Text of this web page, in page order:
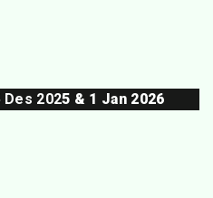
2025 & 1 Jan 2026